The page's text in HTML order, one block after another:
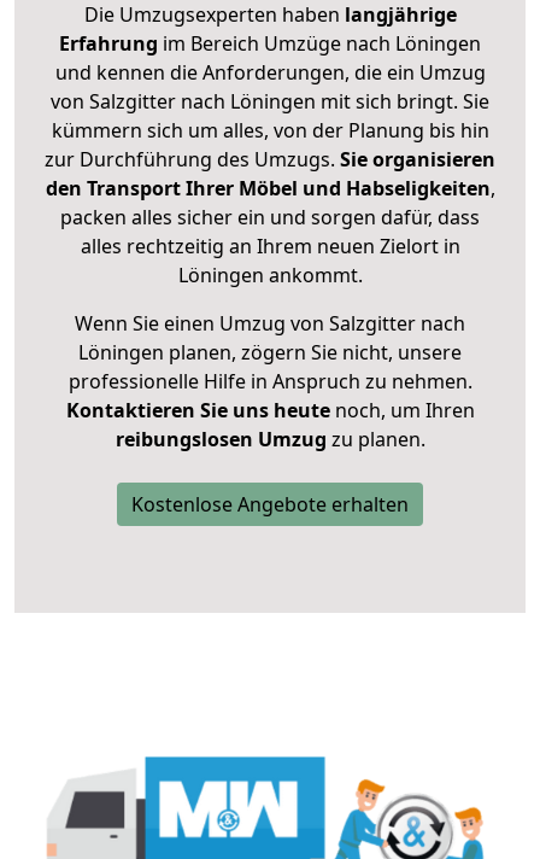
Die Umzugsexperten haben langjährige
Erfahrung im Bereich Umzüge nach Löningen
und kennen die Anforderungen, die ein Umzug
von Salzgitter nach Löningen mit sich bringt. Sie
kümmern sich um alles, von der Planung bis hin
zur Durchführung des Umzugs. Sie organisieren
den Transport Ihrer Möbel und Habseligkeiten,
packen alles sicher ein und sorgen dafür, dass
alles rechtzeitig an Ihrem neuen Zielort in
Löningen ankommt.
Wenn Sie einen Umzug von Salzgitter nach
Löningen planen, zögern Sie nicht, unsere
professionelle Hilfe in Anspruch zu nehmen.
Kontaktieren Sie uns heutenoch, um Ihren
reibungslosen Umzug zu planen.
Kostenlose Angebote erhalten